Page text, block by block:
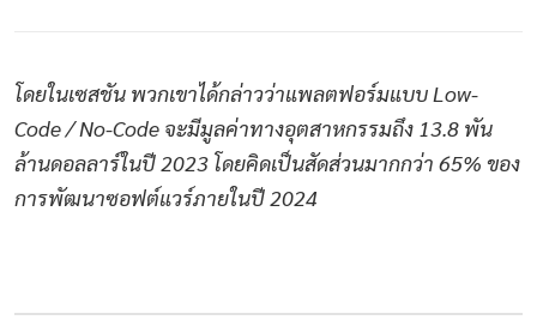
โดยในเซสชัน พวกเขาได้กล่าวว่าแพลตฟอร์มแบบ Low-
Code / No-Code จะมีมูลค่าทางอุตสาหกรรมถึง 13.8 พัน
ล้านดอลลาร์ในปี 2023 โดยคิดเป็นสัดส่วนมากกว่า 65% ของ
การพัฒนาซอฟต์แวร์ภายในปี 2024